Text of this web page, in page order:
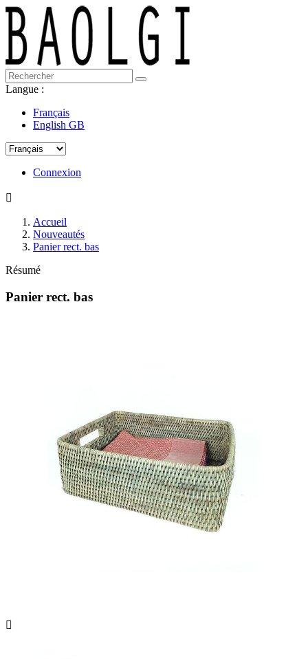
Langue :
Français
English GB
Connexion

Accueil
Nouveautés
Panier rect. bas
Résumé
Panier rect. bas
